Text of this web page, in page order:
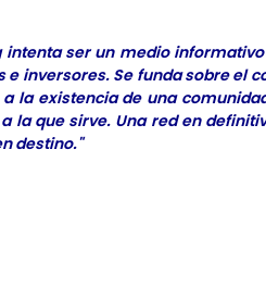
intenta ser un medio
e inversores. Se funda sobre el
a la existencia de una
la que sirve. Una red en
destino."